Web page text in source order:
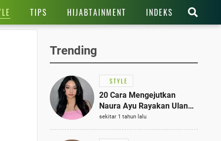
TIPS HIJABTAINMENT INDEKS
Trending
STYLE
20 Cara Mengejutkan
Naura Ayu Rayakan Ulang
Tahun di Panti Asuhan,
Terlihat Anggun dengan
Kaftan Cokelat
sekitar 1 tahun lalu